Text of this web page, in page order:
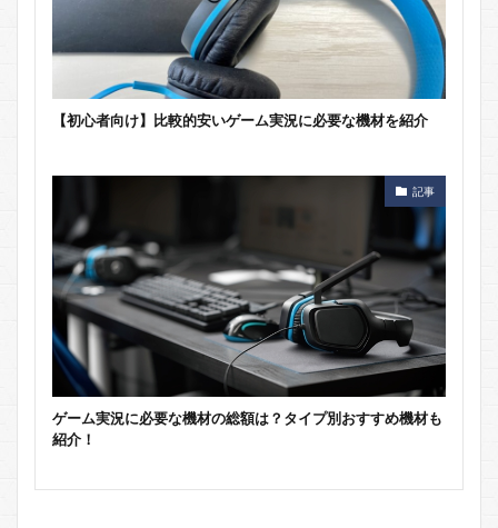
【初心者向け】比較的安いゲーム実況に必要な機材を紹介
記事
ゲーム実況に必要な機材の総額は？タイプ別おすすめ機材も
紹介！